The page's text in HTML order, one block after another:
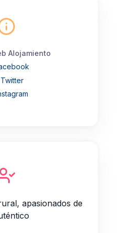
Alojamiento
Twitter
apasionados de